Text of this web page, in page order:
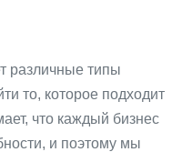
различные типы
то, которое подходит
что каждый бизнес
и поэтому мы